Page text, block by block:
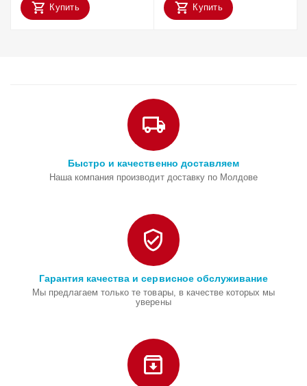
Купить Купить
Быстро и качественно доставляем
Наша компания производит доставку по Молдове
Гарантия качества и сервисное обслуживание
Мы предлагаем только те товары, в качестве которых мы
уверены